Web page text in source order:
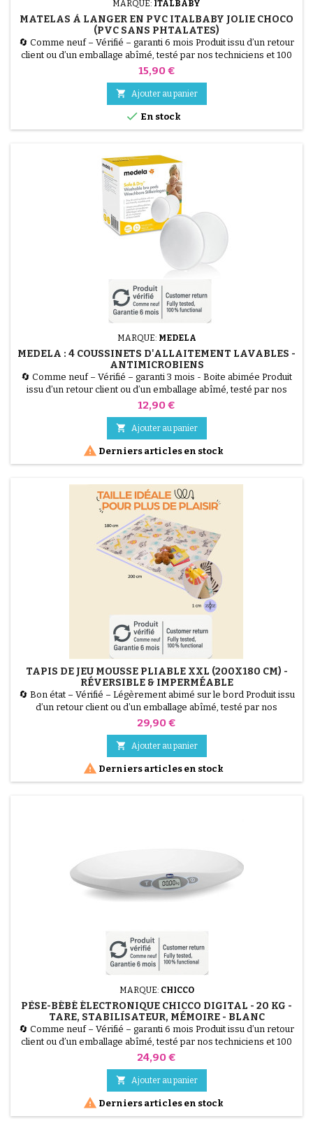
MARQUE: ITALBABY
MATELAS À LANGER EN PVC ITALBABY JOLIE CHOCO
(PVC SANS PHTALATES)
🔄 Comme neuf – Vérifié – garanti 6 mois Produit issu d’un retour
client ou d’un emballage abîmé, testé par nos techniciens et 100
% fonctionnel. Assurez confort et sécurité à votre bébé pendant
souple sans phtalates, il est hygiénique et facilement lavable. Ses
deux bords rehaussés offrent...
Prix
15,90 €
 Ajouter au panier
 En stock
MARQUE: MEDELA
MEDELA : 4 COUSSINETS D'ALLAITEMENT LAVABLES -
ANTIMICROBIENS
🔄 Comme neuf – Vérifié – garanti 3 mois - Boite abimée Produit
issu d’un retour client ou d’un emballage abîmé, testé par nos
techniciens et 100 % fonctionnel. Les Coussinets d'Allaitement
hygiénique pour les fuites de lait. Fabriqués dans un matériau
antimicrobien spécial qui réduit les odeurs,...
Prix
12,90 €
 Ajouter au panier
 Derniers articles en stock
TAPIS DE JEU MOUSSE PLIABLE XXL (200X180 CM) -
RÉVERSIBLE & IMPERMÉABLE
🔄 Bon état – Vérifié – Légèrement abimé sur le bord Produit issu
d’un retour client ou d’un emballage abîmé, testé par nos
techniciens et 100 % fonctionnel. Offrez à votre enfant un espace
180 cm). Fabriqué en mousse XPE épaisse (1 cm) et isolante, il
amortit les chutes et protège du froid....
Prix
29,90 €
 Ajouter au panier
 Derniers articles en stock
MARQUE: CHICCO
PÈSE-BÉBÉ ÉLECTRONIQUE CHICCO DIGITAL - 20 KG -
TARE, STABILISATEUR, MÉMOIRE - BLANC
🔄 Comme neuf – Vérifié – garanti 6 mois Produit issu d’un retour
client ou d’un emballage abîmé, testé par nos techniciens et 100
% fonctionnel. Ce Pèse-Bébé Électronique Chicco Digital (Blanc)
intègre 3 fonctions essentielles : la Fonction Tare (pour peser
bébé avec une serviette), le...
Prix
24,90 €
 Ajouter au panier
 Derniers articles en stock